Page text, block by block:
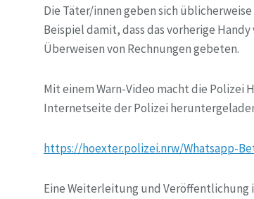
Die Täter/innen geben sich
Beispiel damit, dass das vorherige
Überweisen von Rechnungen gebeten.
Mit einem Warn-Video macht die Polizei
Internetseite der Polizei
https://hoexter.polizei.nrw/Whatsapp-
Eine Weiterleitung und Veröffentlichung